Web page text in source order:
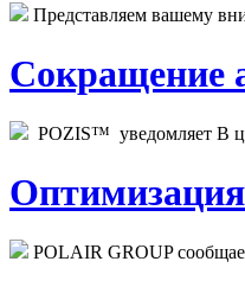
Представляем вашему
Сокращение
POZIS™ уведомляет В
POLAIR GROUP